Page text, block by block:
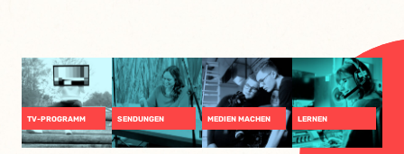
TV-PROGRAMM SENDUNGEN MEDIEN MACHEN LERNEN